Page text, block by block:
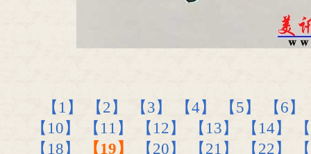
【1】 【2】 【3】 【4】 【5】 【6】
【10】
【11】 【12】 【13】 【14】
【18】
【19】 【20】 【21】 【22】